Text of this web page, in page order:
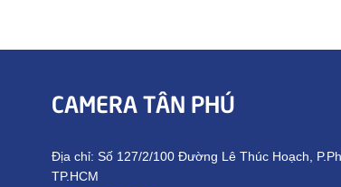
CAMERA TÂN PHÚ
Địa chỉ: Số 127/2/100 Đường Lê Thúc Hoạch,
TP.HCM